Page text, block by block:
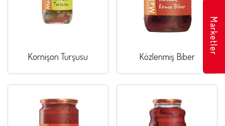
Kornişon Turşusu Közlenmiş Biber
Marketler